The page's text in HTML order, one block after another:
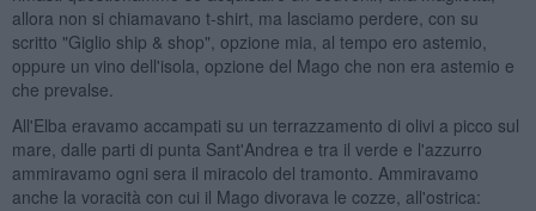
allora non si chiamavano t-shirt, ma lasciamo perdere, con su
scritto "Giglio ship & shop", opzione mia, al tempo ero astemio,
oppure un vino dell'isola, opzione del Mago che non era astemio e
che prevalse.
All'Elba eravamo accampati su un terrazzamento di olivi a picco sul
mare, dalle parti di punta Sant'Andrea e tra il verde e l'azzurro
ammiravamo ogni sera il miracolo del tramonto. Ammiravamo
anche la voracità con cui il Mago divorava le cozze, all'ostrica: